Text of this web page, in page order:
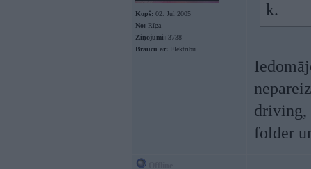
Kopš: 02. Jul 2005
No: Rīga
Ziņojumi: 3738
Braucu ar: Elektrību
k.
driving,
folder